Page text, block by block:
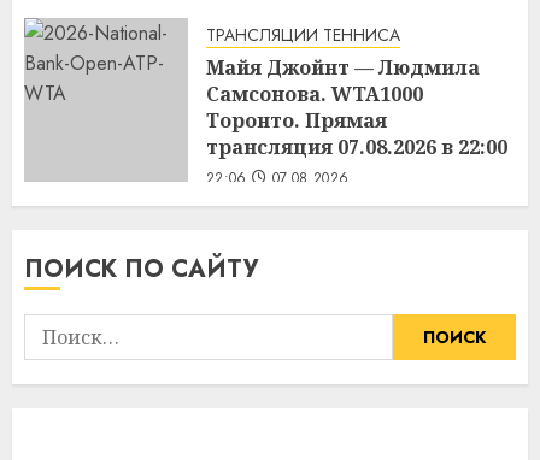
ТРАНСЛЯЦИИ ТЕННИСА
Майя Джойнт — Людмила
Самсонова. WTA1000
Торонто. Прямая
трансляция 07.08.2026 в 22:00
22:06 07.08.2026
ПОИСК ПО САЙТУ
Найти: